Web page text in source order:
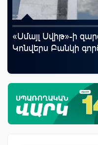
«Սմայլ Սվիթ»-ի
Կոնվերս Բանկի